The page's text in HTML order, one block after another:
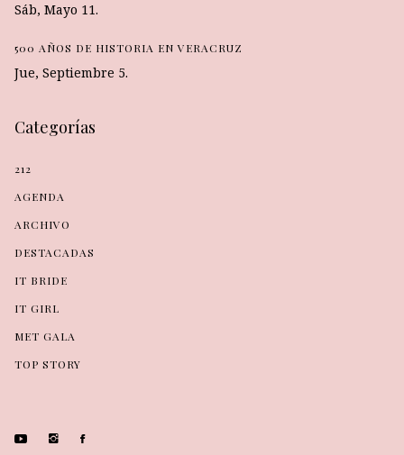
Sáb, Mayo 11.
500 AÑOS DE HISTORIA EN VERACRUZ
Jue, Septiembre 5.
Categorías
212
AGENDA
ARCHIVO
DESTACADAS
IT BRIDE
IT GIRL
MET GALA
TOP STORY